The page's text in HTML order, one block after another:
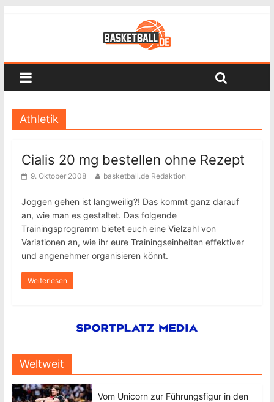
Athletik
Cialis 20 mg bestellen ohne Rezept
9. Oktober 2008 basketball.de Redaktion
Joggen gehen ist langweilig?! Das kommt ganz darauf
an, wie man es gestaltet. Das folgende
Trainingsprogramm bietet euch eine Vielzahl von
Variationen an, wie ihr eure Trainingseinheiten effektiver
und angenehmer organisieren könnt.
Weiterlesen
Weltweit
Vom Unicorn zur Führungsfigur in den